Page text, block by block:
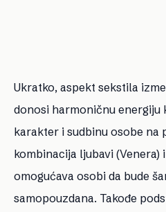
Ukratko, aspekt sekstila
donosi harmoničnu energiju
karakter i sudbinu osobe na
kombinacija ljubavi (Venera)
omogućava osobi da bude
samopouzdana. Takođe